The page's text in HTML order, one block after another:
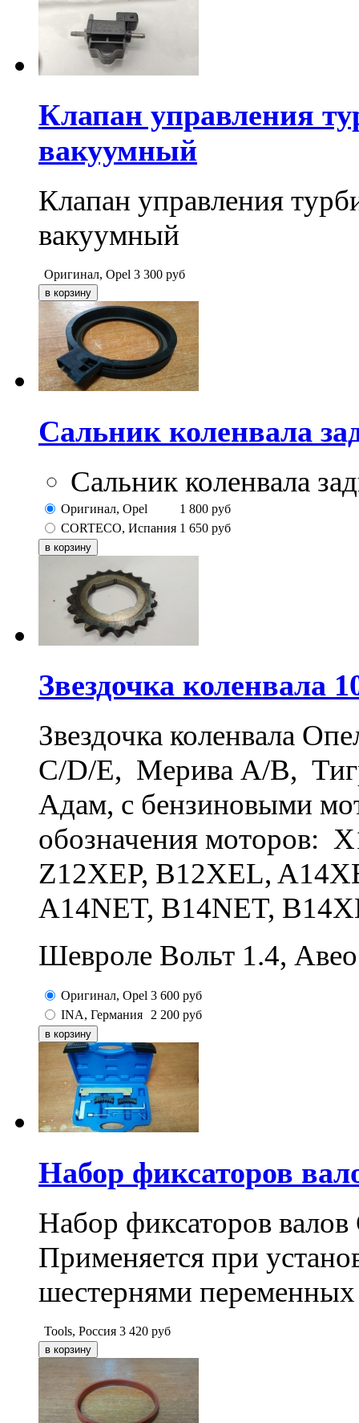
Клапан управления
вакуумный
Клапан управления
вакуумный
Оригинал, Opel 3 300 руб
Сальник коленвала
Сальник коленвала
Оригинал, Opel 1 800 руб
CORTECO, Испания 1 650 руб
Звездочка коленвала
Звездочка коленвала
С/D/E, Мерива А/B,
Адам, с бензиновыми
обозначения моторов:
Z12XEP, B12XEL,
A14NET, B14NET,
Шевроле Вольт 1.4,
Оригинал, Opel 3 600 руб
INA, Германия
2 200 руб
Набор фиксаторов
Набор фиксаторов
Применяется при
шестернями
Tools, Россия 3 420 руб